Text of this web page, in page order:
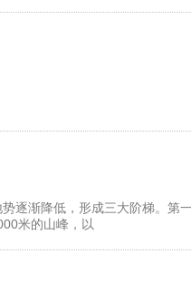
逐渐降低，形成三大阶梯。第一
米的山峰，以